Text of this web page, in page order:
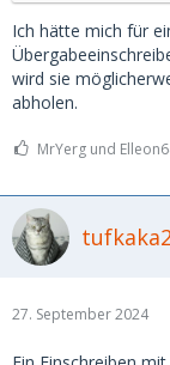
Ich hätte mich für
wird sie
abholen.
MrYerg und
tufkaka2
27. September 2024